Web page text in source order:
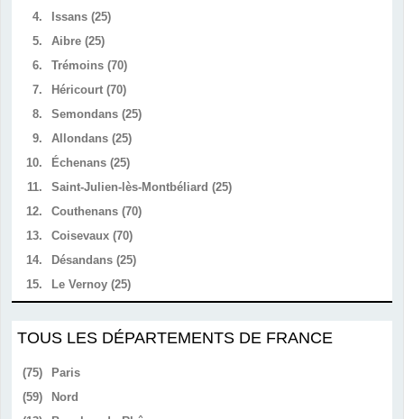
4.
Issans (25)
5.
Aibre (25)
6.
Trémoins (70)
7.
Héricourt (70)
8.
Semondans (25)
9.
Allondans (25)
10.
Échenans (25)
11.
Saint-Julien-lès-Montbéliard (25)
12.
Couthenans (70)
13.
Coisevaux (70)
14.
Désandans (25)
15.
Le Vernoy (25)
TOUS LES DÉPARTEMENTS DE FRANCE
(75)
Paris
(59)
Nord